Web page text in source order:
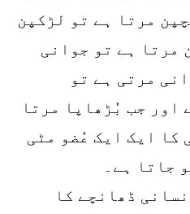
مرتا ہے تو لڑکپن
مرتا ہے تو جوانی
مرتی ہے تو
اور جب بُڑھاپا مرتا
کا ایک ایک عُضو مٹی
جاتا ہے۔
ڈھانچے کا